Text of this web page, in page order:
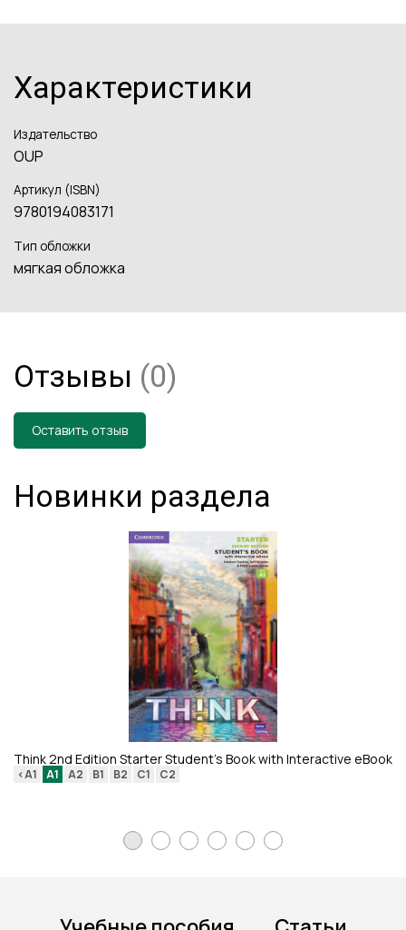
Характеристики
Издательство
OUP
Артикул (ISBN)
9780194083171
Тип обложки
мягкая обложка
Отзывы (0)
Оставить отзыв
Новинки раздела
Think 2nd Edition Starter Student's Book with Interactive eBook
<A1 A1 A2 B1 B2 C1 C2